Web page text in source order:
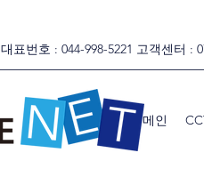
대표번호 : 044-998-5221 고객센터 :
메인